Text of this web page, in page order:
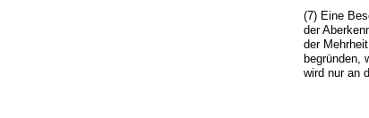
(7) Eine
der
der
begründen,
wird nur an